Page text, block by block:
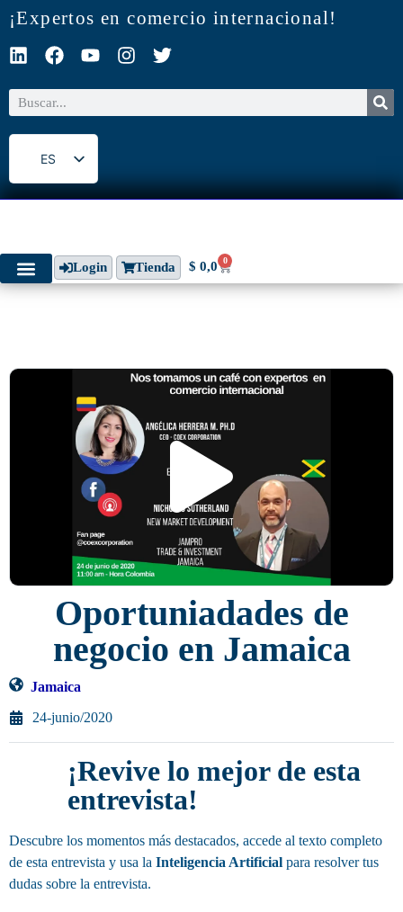
¡Expertos en comercio internacional!
ES
EN
Login Tienda $ 0,0 0
Oportuniadades de
negocio en Jamaica
Jamaica
24-junio/2020
¡Revive lo mejor de esta
entrevista!
Descubre los momentos más destacados, accede al texto completo
de esta entrevista y usa la Inteligencia Artificial para resolver tus
dudas sobre la entrevista.